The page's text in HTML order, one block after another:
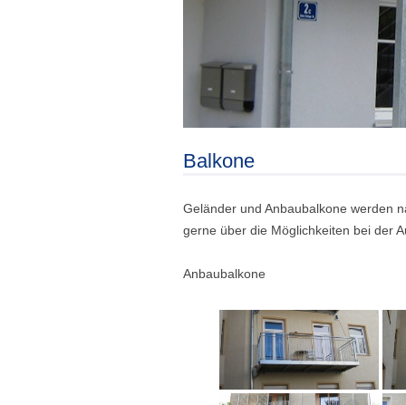
Balkone
Geländer und Anbaubalkone werden
gerne über die Möglichkeiten bei der
Anbaubalkone